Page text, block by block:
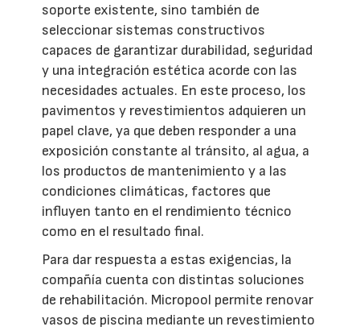
soporte existente, sino también de
seleccionar sistemas constructivos
capaces de garantizar durabilidad, seguridad
y una integración estética acorde con las
necesidades actuales. En este proceso, los
pavimentos y revestimientos adquieren un
papel clave, ya que deben responder a una
exposición constante al tránsito, al agua, a
los productos de mantenimiento y a las
condiciones climáticas, factores que
influyen tanto en el rendimiento técnico
como en el resultado final.
Para dar respuesta a estas exigencias, la
compañía cuenta con distintas soluciones
de rehabilitación. Micropool permite renovar
vasos de piscina mediante un revestimiento